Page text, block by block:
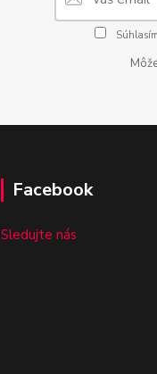
Facebook
Sledujte nás